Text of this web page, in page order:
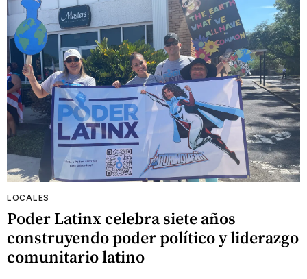
LOCALES
Poder Latinx celebra siete años
construyendo poder político y liderazgo
comunitario latino